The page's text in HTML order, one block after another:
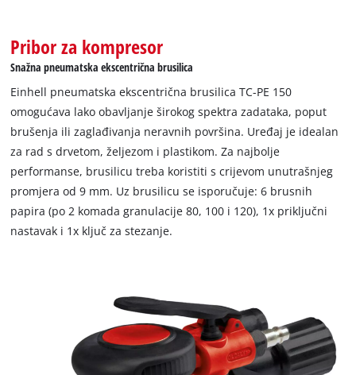
Pribor za kompresor
Snažna pneumatska ekscentrična brusilica
Einhell pneumatska ekscentrična brusilica TC-PE 150
omogućava lako obavljanje širokog spektra zadataka, poput
brušenja ili zaglađivanja neravnih površina. Uređaj je idealan
za rad s drvetom, željezom i plastikom. Za najbolje
performanse, brusilicu treba koristiti s crijevom unutrašnjeg
promjera od 9 mm. Uz brusilicu se isporučuje: 6 brusnih
papira (po 2 komada granulacije 80, 100 i 120), 1x priključni
nastavak i 1x ključ za stezanje.